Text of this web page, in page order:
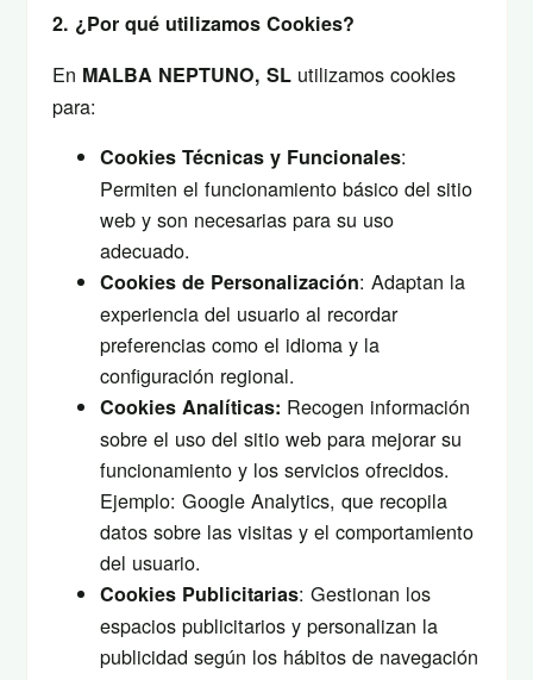
2. ¿Por qué utilizamos Cookies?
En MALBA NEPTUNO, SLutilizamos cookies
para:
Cookies Técnicas y Funcionales:
Permiten el funcionamiento básico del sitio
web y son necesarias para su uso
adecuado.
Cookies de Personalización: Adaptan la
experiencia del usuario al recordar
preferencias como el idioma y la
configuración regional.
Cookies Analíticas: Recogen información
sobre el uso del sitio web para mejorar su
funcionamiento y los servicios ofrecidos.
Ejemplo: Google Analytics, que recopila
datos sobre las visitas y el comportamiento
del usuario.
Cookies Publicitarias: Gestionan los
espacios publicitarios y personalizan la
publicidad según los hábitos de navegación